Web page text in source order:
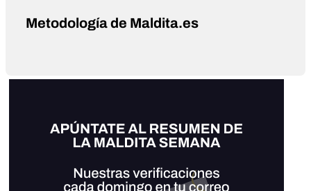
Metodología de Maldita.es